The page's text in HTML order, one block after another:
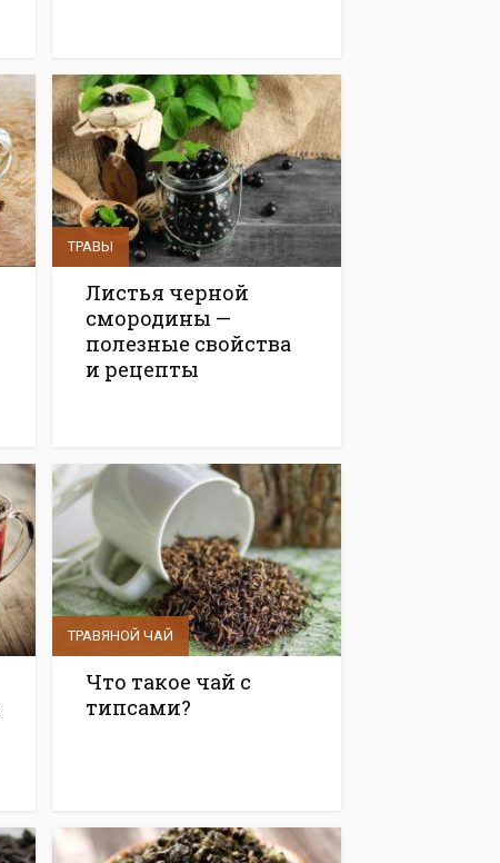
ТРАВЫ
Листья черной
смородины —
полезные свойства
и рецепты
ТРАВЯНОЙ ЧАЙ
Что такое чай с
типсами?